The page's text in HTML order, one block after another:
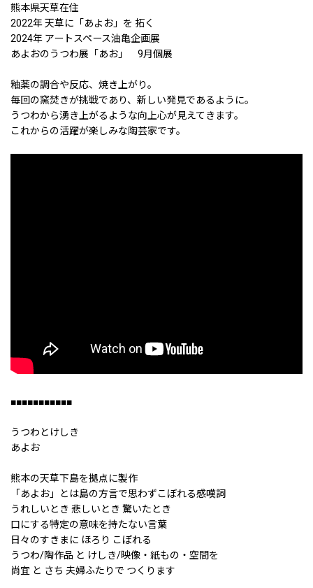
熊本県天草在住
2022年 天草に「あよお」を 拓く
2024年 アートスペース油亀企画展
あよおのうつわ展「あお」 9月個展
釉薬の調合や反応、焼き上がり。
毎回の窯焚きが挑戦であり、新しい発見であるように。
うつわから湧き上がるような向上心が見えてきます。
これからの活躍が楽しみな陶芸家です。
■■■■■■■■■■■
うつわとけしき
あよお
熊本の天草下島を拠点に製作
「あよお」とは島の方言で思わずこぼれる感嘆詞
うれしいとき 悲しいとき 驚いたとき
口にする特定の意味を持たない言葉
日々のすきまに ほろり こぼれる
うつわ/陶作品 と けしき/映像・紙もの・空間を
尚宜 と さち 夫婦ふたりで つくります